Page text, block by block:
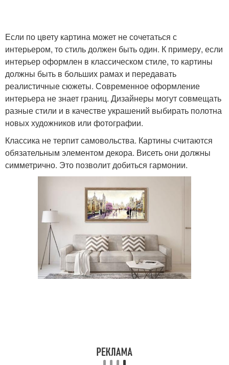
Если по цвету картина может не сочетаться с
интерьером, то стиль должен быть один. К примеру, если
интерьер оформлен в классическом стиле, то картины
должны быть в больших рамах и передавать
реалистичные сюжеты. Современное оформление
интерьера не знает границ. Дизайнеры могут совмещать
разные стили и в качестве украшений выбирать полотна
новых художников или фотографии.
Классика не терпит самовольства. Картины считаются
обязательным элементом декора. Висеть они должны
симметрично. Это позволит добиться гармонии.